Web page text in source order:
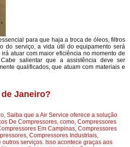
para que haja a troca de óleos, filtros
do serviço, a vida útil do equipamento será
atuar com maior eficiência no momento de
salientar que a assistência deve ser
qualificados, que atuam com materiais e
Janeiro?
Saiba que a Air Service oferece a solução
De Compressores, como, Compressores
Em Campinas, Compressores
Compressores Industriais,
serviços. Isso acontece graças aos